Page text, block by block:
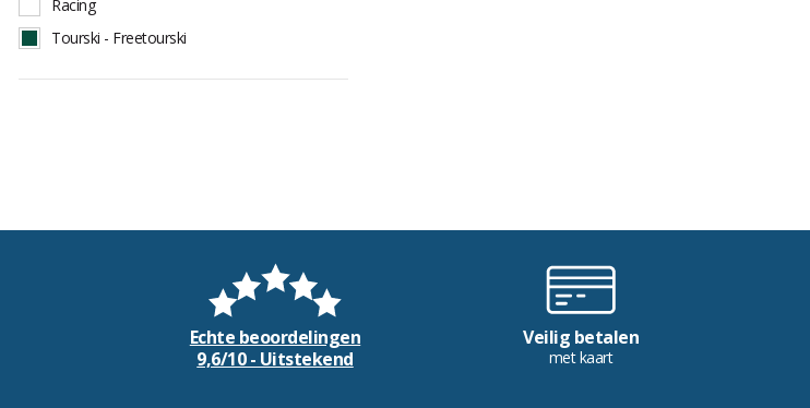
Zag
Racing
Tourski - Freetourski
Echte beoordelingen
9,6/10 - Uitstekend
Veilig betalen
met kaart